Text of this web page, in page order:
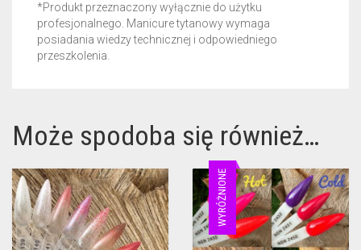
*Produkt przeznaczony wyłącznie do użytku
profesjonalnego. Manicure tytanowy wymaga
posiadania wiedzy technicznej i odpowiedniego
przeszkolenia.
Może spodoba się również…
WYRÓŻNIONE